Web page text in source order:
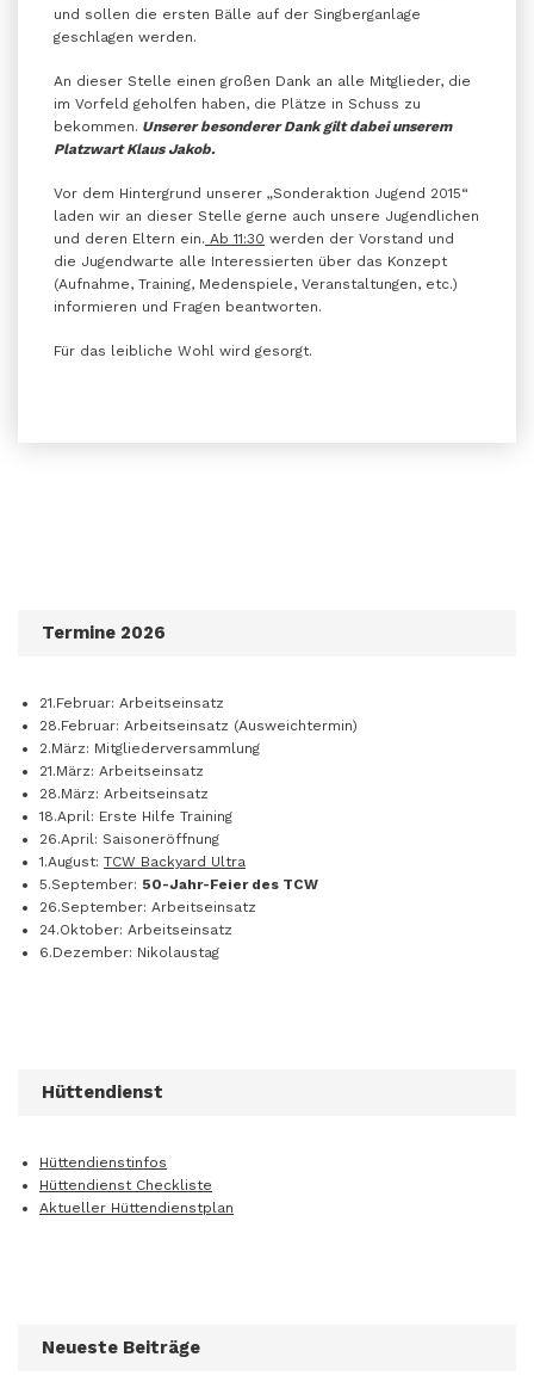
und sollen die ersten Bälle auf der Singberganlage
geschlagen werden.
An dieser Stelle einen großen Dank an alle Mitglieder, die
im Vorfeld geholfen haben, die Plätze in Schuss zu
bekommen. Unserer besonderer Dank gilt dabei unserem
Platzwart Klaus Jakob.
Vor dem Hintergrund unserer „Sonderaktion Jugend 2015“
laden wir an dieser Stelle gerne auch unsere Jugendlichen
und deren Eltern ein. Ab 11:30 werden der Vorstand und
die Jugendwarte alle Interessierten über das Konzept
(Aufnahme, Training, Medenspiele, Veranstaltungen, etc.)
informieren und Fragen beantworten.
Für das leibliche Wohl wird gesorgt.
Termine 2026
21.Februar: Arbeitseinsatz
28.Februar: Arbeitseinsatz (Ausweichtermin)
2.März: Mitgliederversammlung
21.März: Arbeitseinsatz
28.März: Arbeitseinsatz
18.April: Erste Hilfe Training
26.April: Saisoneröffnung
1.August: TCW Backyard Ultra
5.September: 50-Jahr-Feier des TCW
26.September: Arbeitseinsatz
24.Oktober: Arbeitseinsatz
6.Dezember: Nikolaustag
Hüttendienst
Hüttendienstinfos
Hüttendienst Checkliste
Aktueller Hüttendienstplan
Neueste Beiträge